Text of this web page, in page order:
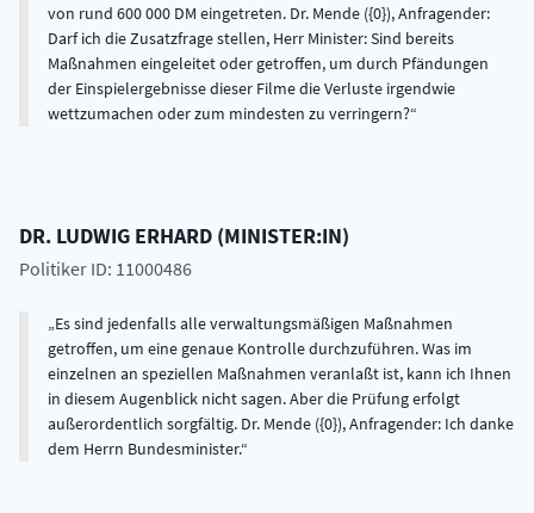
von rund 600 000 DM eingetreten. Dr. Mende ({0}), Anfragender:
Darf ich die Zusatzfrage stellen, Herr Minister: Sind bereits
Maßnahmen eingeleitet oder getroffen, um durch Pfändungen
der Einspielergebnisse dieser Filme die Verluste irgendwie
wettzumachen oder zum mindesten zu verringern?
DR. LUDWIG ERHARD (MINISTER:IN)
Politiker ID: 11000486
Es sind jedenfalls alle verwaltungsmäßigen Maßnahmen
getroffen, um eine genaue Kontrolle durchzuführen. Was im
einzelnen an speziellen Maßnahmen veranlaßt ist, kann ich Ihnen
in diesem Augenblick nicht sagen. Aber die Prüfung erfolgt
außerordentlich sorgfältig. Dr. Mende ({0}), Anfragender: Ich danke
dem Herrn Bundesminister.